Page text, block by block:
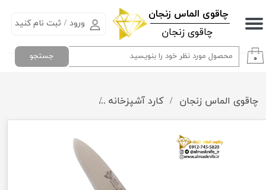
​چاقوی الماس زنجان
چاقوی زنجان
ورود / ثبت نام کنید
حساب کاربری من
تغییر گذر واژه
خروج از حساب کاربری
۰ جستجو
چاقوی الماس زنجان کارد آشپزخانه